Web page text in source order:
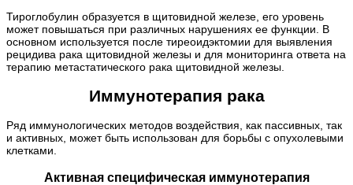
Тироглобулин образуется в щитовидной железе, его уровень
может повышаться при различных нарушениях ее функции. В
основном используется после тиреоидэктомии для выявления
рецидива рака щитовидной железы и для мониторинга ответа на
терапию метастатического рака щитовидной железы.
Иммунотерапия рака
Ряд иммунологических методов воздействия, как пассивных, так
и активных, может быть использован для борьбы с опухолевыми
клетками.
Активная специфическая иммунотерапия